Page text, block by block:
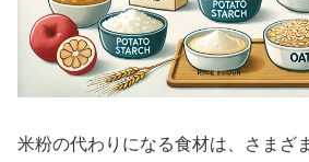
米粉の代わりになる食材は、さまざ